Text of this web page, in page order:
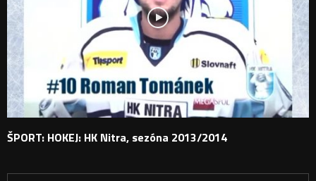
ŠPORT: HOKEJ: HK Nitra, sezóna 2013/2014